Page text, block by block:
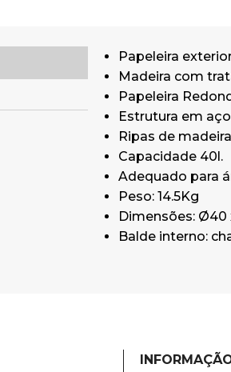
Papeleira
Madeira com
Papeleira
Estrutura em
Ripas de
Capacidade 40l.
Adequado para
Peso: 14.5Kg
Dimensões: Ø40
Balde interno: